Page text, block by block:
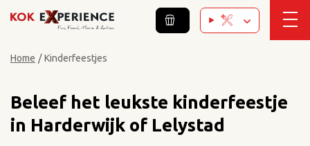
Home / Kinderfeestjes
Beleef het leukste kinderfeestje
in Harderwijk of Lelystad